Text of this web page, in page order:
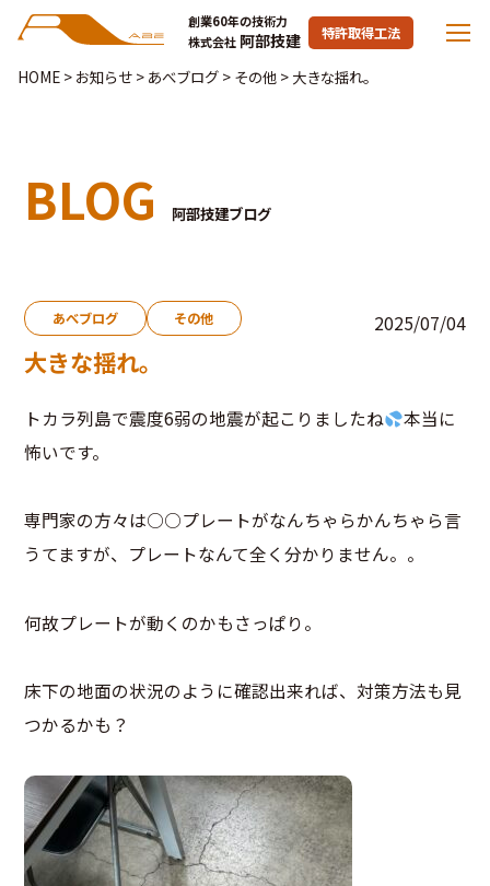
創業60年の技術力
株式会社 阿部技建 特許取得工法
HOME> お知らせ> あべブログ> その他> 大きな揺れ。
BLOG 阿部技建ブログ
あべブログ その他 2025/07/04
大きな揺れ。
トカラ列島で震度6弱の地震が起こりましたね
本当に
怖いです。
専門家の方々は○○プレートがなんちゃらかんちゃら言
うてますが、プレートなんて全く分かりません。。
何故プレートが動くのかもさっぱり。
床下の地面の状況のように確認出来れば、対策方法も見
つかるかも？